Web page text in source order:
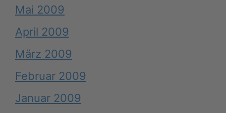
Mai 2009
April 2009
März 2009
Februar 2009
Januar 2009